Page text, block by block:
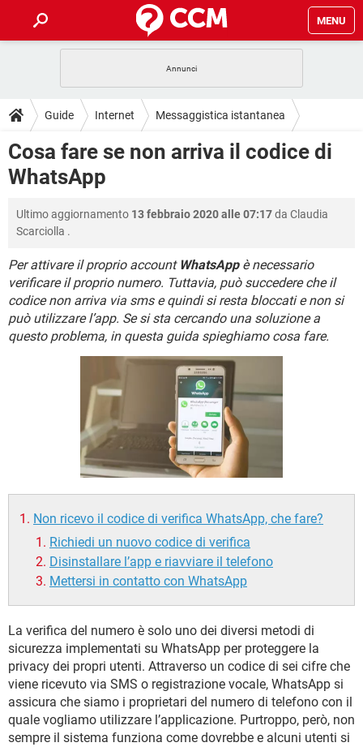
MENU
INTRATTENIMENTO ANDROID
iOS WINDOWS 10
INSTAGRAM
HARDWARE
GUIDE
COVID-19
INTRATTENIMENTO ANDROID
INSTAGRAM WHATSAPP
HARDWARE
DOWNLOAD
COVID-19
iOS
INSTAGRAM WHATSAPP
TIKTOK FACEBOOK
HARDWARE
FORUM
COVID-19 GAMING
iOS WINDOWS 10
INSTAGRAM WHATSAPP
TIKTOK FACEBOOK
GLOSSARIO
COVID-19 GAMING
INTRATTENIMENTO ANDROID
iOS WINDOWS 10
INSTAGRAM WHATSAPP
FACEBOOK
Guide Internet Messaggistica istantanea
WhatsApp
Cosa fare se non arriva il codice di
WhatsApp
Ultimo aggiornamento 13 febbraio 2020 alle 07:17da Claudia
Scarciolla .
Per attivare il proprio account WhatsAppè necessario
verificare il proprio numero. Tuttavia, può succedere che il
codice non arriva via sms e quindi si resta bloccati e non si
può utilizzare l’app. Se si sta cercando una soluzione a
questo problema, in questa guida spieghiamo cosa fare.
Non ricevo il codice di verifica WhatsApp, che fare?
Richiedi un nuovo codice di verifica
Disinstallare l’app e riavviare il telefono
Mettersi in contatto con WhatsApp
La verifica del numero è solo uno dei diversi metodi di
sicurezza implementati su WhatsApp per proteggere la
privacy dei propri utenti. Attraverso un codice di sei cifre che
viene ricevuto via SMS o registrazione vocale, WhatsApp si
assicura che siamo i proprietari del numero di telefono con il
quale vogliamo utilizzare l’applicazione. Purtroppo, però, non
sempre il sistema funziona come dovrebbe e alcuni utenti si